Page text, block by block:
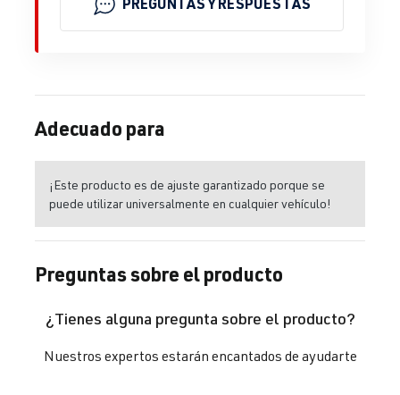
Adecuado para
¡Este producto es de ajuste garantizado porque se
puede utilizar universalmente en cualquier vehículo!
Preguntas sobre el producto
¿Tienes alguna pregunta sobre el producto?
Nuestros expertos estarán encantados de ayudarte